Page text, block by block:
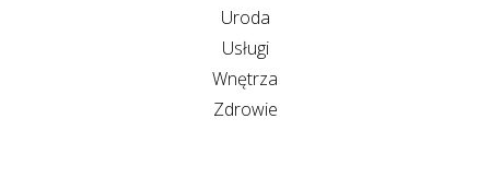
Uroda
Usługi
Wnętrza
Zdrowie